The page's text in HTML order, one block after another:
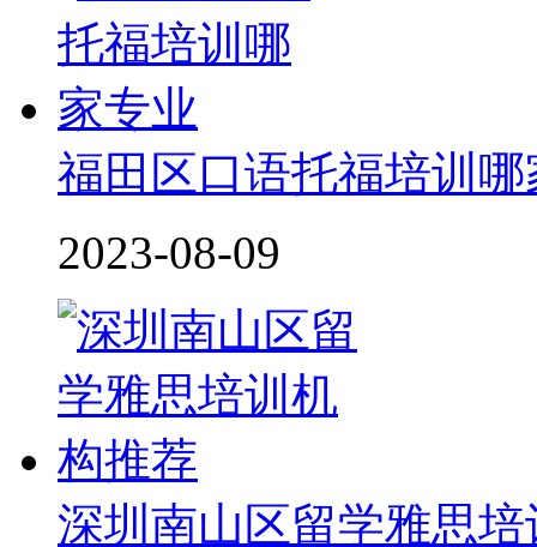
福田区口语托福培训
2023-08-09
深圳南山区留学雅思